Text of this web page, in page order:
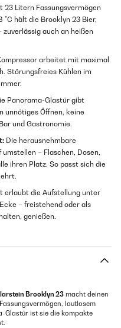
23 Litern Fassungsvermögen
°C hält die Brooklyn 23 Bier,
auch an heißen
arbeitet mit maximal
Störungsfreies Kühlen im
Panorama-Glastür gibt
unnötiges Öffnen, keine
und Gastronomie.
Die herausnehmbare
– Flaschen, Dosen,
ihren Platz. So passt sich die
erlaubt die Aufstellung unter
– freistehend oder als
genießen.
Brooklyn 23 macht deinen
Fassungsvermögen, lautlosem
Glastür ist sie die kompakte